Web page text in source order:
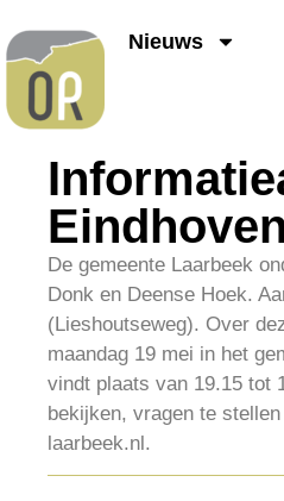
Nieuws
De gemeente Laarbeek
Donk en Deense Hoek.
(Lieshoutseweg). Over
maandag 19 mei in het
vindt plaats van 19.15 tot
bekijken, vragen te
laarbeek.nl.